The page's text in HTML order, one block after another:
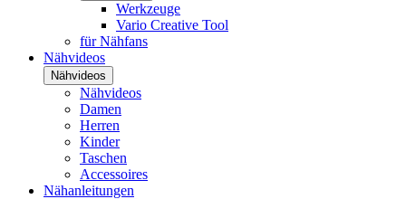
Werkzeuge
Vario Creative Tool
für Nähfans
Nähvideos
Nähvideos
Nähvideos
Damen
Herren
Kinder
Taschen
Accessoires
Nähanleitungen